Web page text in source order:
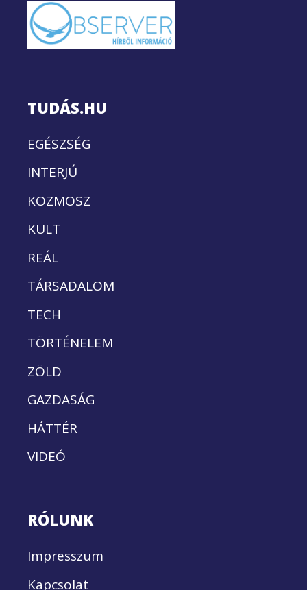
TUDÁS.HU
EGÉSZSÉG
INTERJÚ
KOZMOSZ
KULT
REÁL
TÁRSADALOM
TECH
TÖRTÉNELEM
ZÖLD
GAZDASÁG
HÁTTÉR
VIDEÓ
RÓLUNK
Impresszum
Kapcsolat